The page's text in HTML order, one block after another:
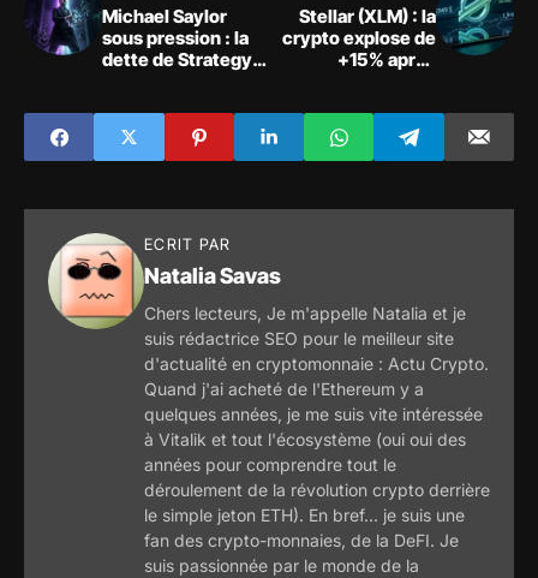
Michael Saylor
sous pression : la
dette de Strategy
Stellar (XLM) : la
crypto explose de
+15% après
ECRIT PAR
Natalia Savas
Chers lecteurs, Je m'appelle Natalia et je
suis rédactrice SEO pour le meilleur site
d'actualité en cryptomonnaie : Actu Crypto.
Quand j'ai acheté de l'Ethereum y a
quelques années, je me suis vite intéressée
à Vitalik et tout l'écosystème (oui oui des
années pour comprendre tout le
déroulement de la révolution crypto derrière
le simple jeton ETH). En bref... je suis une
fan des crypto-monnaies, de la DeFI. Je
suis passionnée par le monde de la